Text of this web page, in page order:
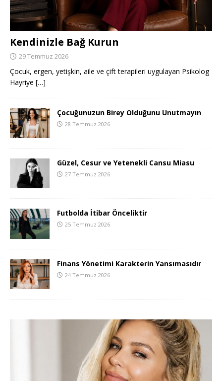
Kendinizle Bağ Kurun
29 Temmuz 2026
Çocuk, ergen, yetişkin, aile ve çift terapileri uygulayan Psikolog
Hayriye […]
Çocuğunuzun Birey Olduğunu Unutmayın
28 Temmuz 2026
Güzel, Cesur ve Yetenekli Cansu Miasu
27 Temmuz 2026
Futbolda İtibar Önceliktir
25 Temmuz 2026
Finans Yönetimi Karakterin Yansımasıdır
24 Temmuz 2026